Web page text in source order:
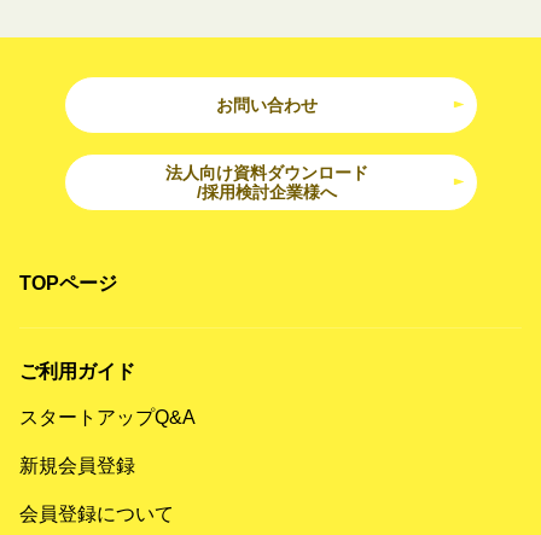
お問い合わせ
法人向け資料ダウンロード
/採用検討企業様へ
TOPページ
ご利用ガイド
スタートアップQ&A
新規会員登録
会員登録について